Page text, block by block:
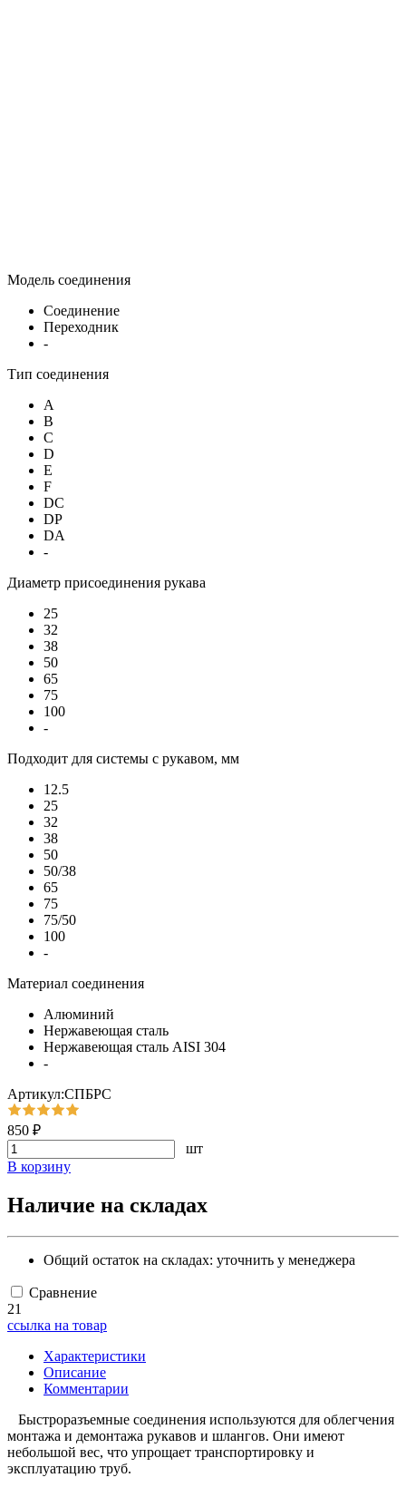
Модель соединения
Соединение
Переходник
-
Тип соединения
A
B
C
D
E
F
DC
DP
DA
-
Диаметр присоединения рукава
25
32
38
50
65
75
100
-
Подходит для системы с рукавом, мм
12.5
25
32
38
50
50/38
65
75
75/50
100
-
Материал соединения
Алюминий
Нержавеющая сталь
Нержавеющая сталь AISI 304
-
Артикул:СПБРС
850 ₽
шт
В корзину
Наличие на складах
Общий остаток на складах: уточнить у менеджера
Сравнение
21
ссылка на товар
Характеристики
Описание
Комментарии
Быстроразъемные соединения используются для облегчения
монтажа и демонтажа рукавов и шлангов. Они имеют
небольшой вес, что упрощает транспортировку и
эксплуатацию труб.